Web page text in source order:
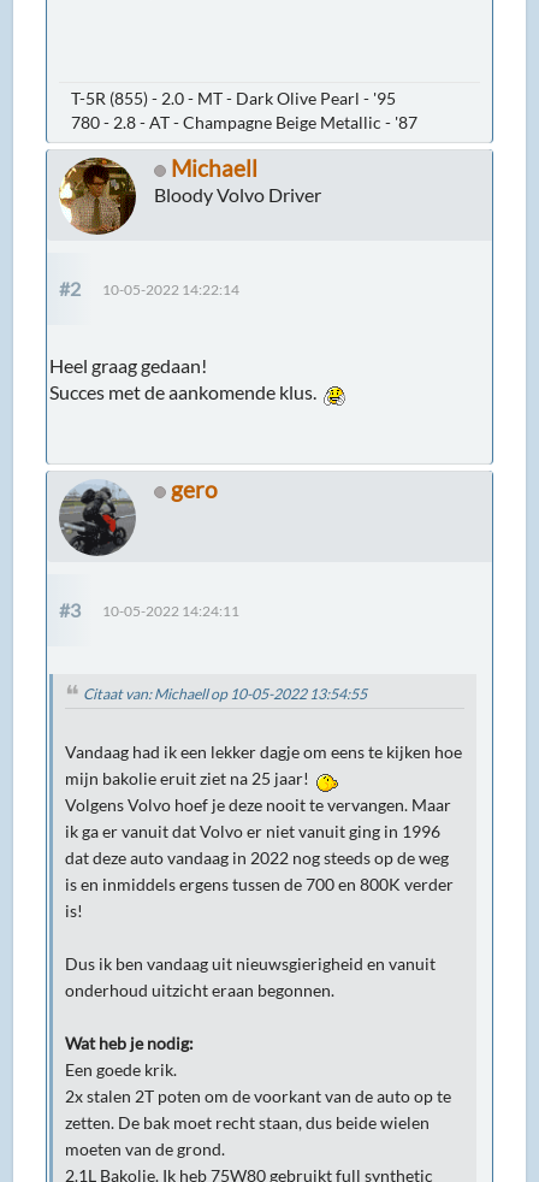
T-5R (855) - 2.0 - MT - Dark Olive Pearl - '95
780 - 2.8 - AT - Champagne Beige Metallic - '87
Michaell
Bloody Volvo Driver
#2 10-05-2022 14:22:14
Heel graag gedaan!
Succes met de aankomende klus.
gero
#3 10-05-2022 14:24:11
Citaat van: Michaell op 10-05-2022 13:54:55
Vandaag had ik een lekker dagje om eens te kijken hoe
mijn bakolie eruit ziet na 25 jaar!
Volgens Volvo hoef je deze nooit te vervangen. Maar
ik ga er vanuit dat Volvo er niet vanuit ging in 1996
dat deze auto vandaag in 2022 nog steeds op de weg
is en inmiddels ergens tussen de 700 en 800K verder
is!
Dus ik ben vandaag uit nieuwsgierigheid en vanuit
onderhoud uitzicht eraan begonnen.
Wat heb je nodig:
Een goede krik.
2x stalen 2T poten om de voorkant van de auto op te
zetten. De bak moet recht staan, dus beide wielen
moeten van de grond.
2.1L Bakolie. Ik heb 75W80 gebruikt full synthetic